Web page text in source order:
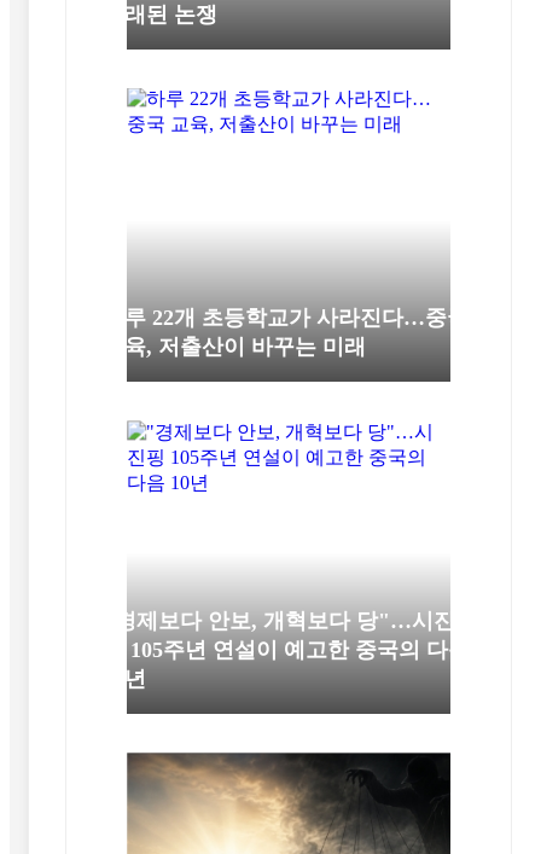
오래된 논쟁
하루 22개 초등학교가 사라진다…중국
교육, 저출산이 바꾸는 미래
"경제보다 안보, 개혁보다 당"…시진
핑 105주년 연설이 예고한 중국의 다음
10년